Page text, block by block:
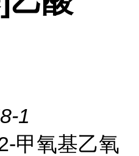
1
甲氧基乙氧